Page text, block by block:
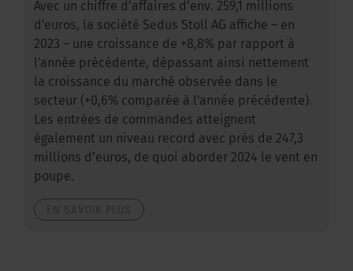
Avec un chiffre d’affaires d’env. 259,1 millions
d'euros, la société Sedus Stoll AG affiche – en
2023 – une croissance de +8,8% par rapport à
l'année précédente, dépassant ainsi nettement
la croissance du marché observée dans le
secteur (+0,6% comparée à l'année précédente).
Les entrées de commandes atteignent
également un niveau record avec près de 247,3
millions d’euros, de quoi aborder 2024 le vent en
poupe.